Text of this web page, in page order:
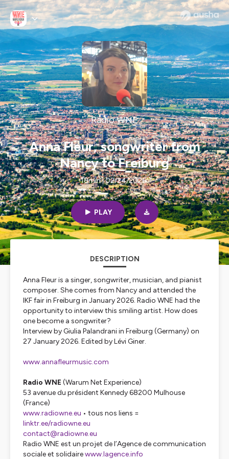
Radio WNE
Anna Fleur, songwriter from
Nancy to Freiburg
18min | 02/24/2026
PLAY
DESCRIPTION
Anna Fleur is a singer, songwriter, musician, and pianist
composer. She comes from Nancy and attended the
IKF fair in Freiburg in January 2026. Radio WNE had the
opportunity to interview this smiling artist. How does
one become a songwriter?
Interview by Giulia Palandrani in Freiburg (Germany) on
27 January 2026. Edited by Lévi Giner.
www.annafleurmusic.com
Radio WNE (Warum Net Experience)
53 avenue du président Kennedy 68200 Mulhouse
(France)
www.radiowne.eu • tous nos liens =
linktr.ee/radiowne.eu
contact@radiowne.eu
Radio WNE est un projet de l’Agence de communication
sociale et solidairewww.lagence.info